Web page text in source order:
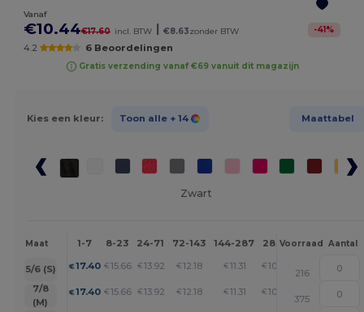
Vanaf
€10.44€17.60 incl. BTW | €8.63zonder BTW -41 %
4.2 6 Beoordelingen
Gratis verzending vanaf €69 vanuit dit magazijn
Kies een kleur: Toon alle + 14 Maattabel
Zwart
Maat 1-7 8-23 24-71 72-143 144-287 288 + Meer
Voorraad Aantal
5/6 (S) €17.40 €15.66 €13.92 € 12.18 €11.31 € 10.44 +
216
7/8
(M)
€17.40 €15.66 €13.92 € 12.18 €11.31 € 10.44 +
375